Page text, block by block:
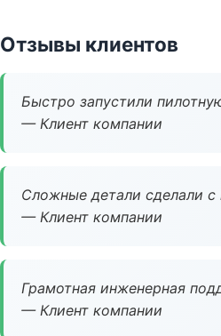
Отзывы клиентов
Быстро запустили
— Клиент компании
Сложные детали сделали
— Клиент компании
Грамотная инженерная
— Клиент компании